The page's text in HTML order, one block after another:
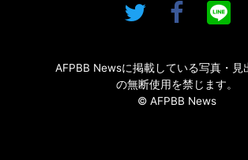
AFPBB Newsに掲載している写真・見
の無断使用を禁じます。
© AFPBB News